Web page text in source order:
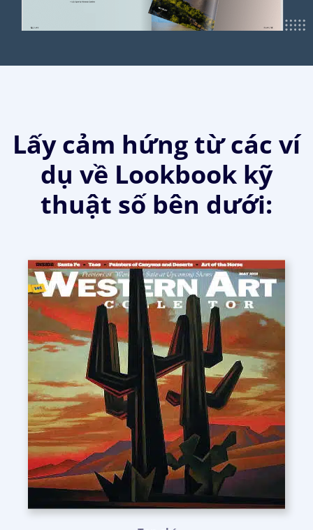
Lấy cảm hứng từ các ví
dụ về Lookbook kỹ
thuật số bên dưới: